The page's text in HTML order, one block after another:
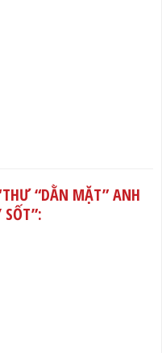
THƯ “DẰN MẶT” ANH
SỐT”: